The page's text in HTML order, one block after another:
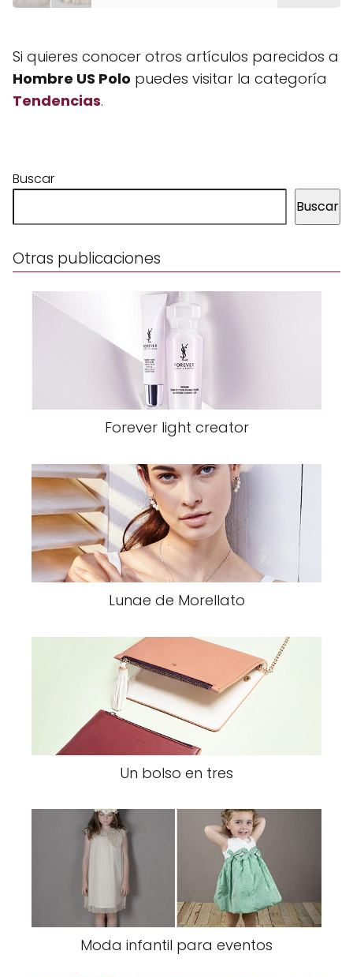
Si quieres conocer otros artículos parecidos a
Hombre US Polo puedes visitar la categoría
Tendencias.
Buscar
Buscar
Otras publicaciones
Forever light creator
Lunae de Morellato
Un bolso en tres
Moda infantil para eventos